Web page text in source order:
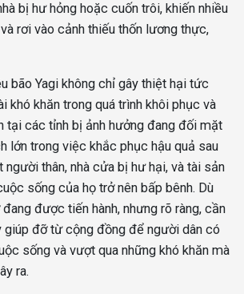
bị hư hỏng hoặc cuốn trôi, khiến nhiều
rơi vào cảnh thiếu thốn lương thực,
bão Yagi không chỉ gây thiệt hại tức
khó khăn trong quá trình khôi phục và
tại các tỉnh bị ảnh hưởng đang đối mặt
lớn trong việc khắc phục hậu quả sau
thân, nhà cửa bị hư hại, và tài sản
sống của họ trở nên bấp bênh. Dù
được tiến hành, nhưng rõ ràng, cần
giúp đỡ từ cộng đồng để người dân có
sống và vượt qua những khó khăn mà
ra.